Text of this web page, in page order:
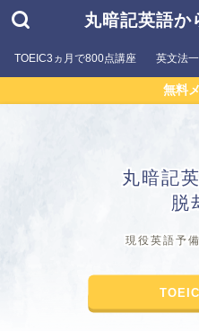
丸暗記英語か
TOEIC3ヵ月で800点講座 英文法
無料
丸暗記
脱
現役英語予